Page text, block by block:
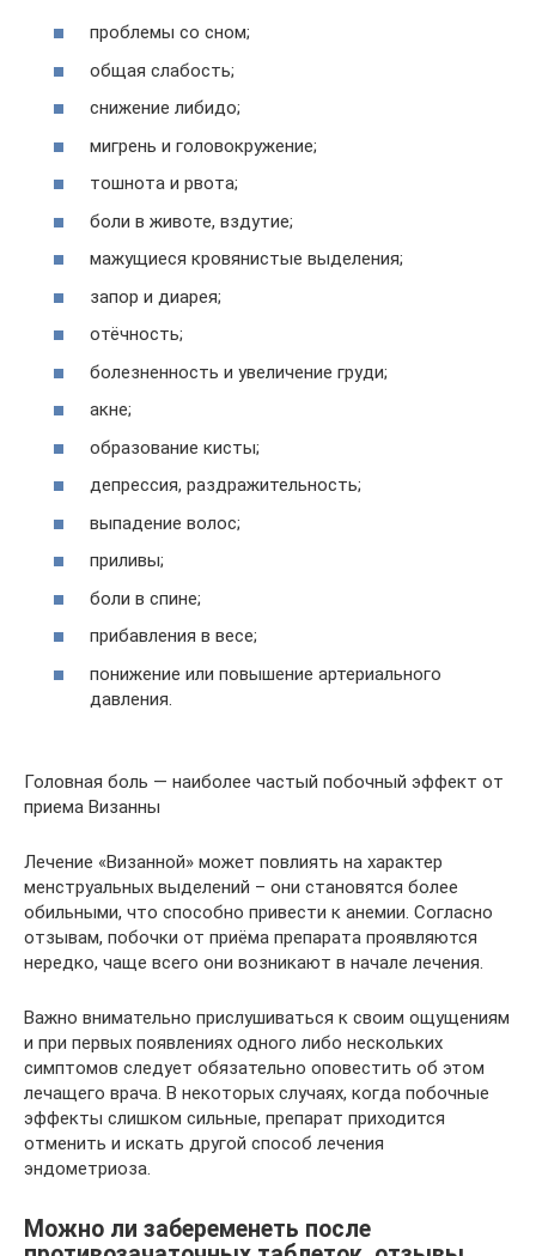
проблемы со сном;
общая слабость;
снижение либидо;
мигрень и головокружение;
тошнота и рвота;
боли в животе, вздутие;
мажущиеся кровянистые выделения;
запор и диарея;
отёчность;
болезненность и увеличение груди;
акне;
образование кисты;
депрессия, раздражительность;
выпадение волос;
приливы;
боли в спине;
прибавления в весе;
понижение или повышение артериального
давления.
Головная боль — наиболее частый побочный эффект от
приема Визанны
Лечение «Визанной» может повлиять на характер
менструальных выделений – они становятся более
обильными, что способно привести к анемии. Согласно
отзывам, побочки от приёма препарата проявляются
нередко, чаще всего они возникают в начале лечения.
Важно внимательно прислушиваться к своим ощущениям
и при первых появлениях одного либо нескольких
симптомов следует обязательно оповестить об этом
лечащего врача. В некоторых случаях, когда побочные
эффекты слишком сильные, препарат приходится
отменить и искать другой способ лечения
эндометриоза.
Можно ли забеременеть после